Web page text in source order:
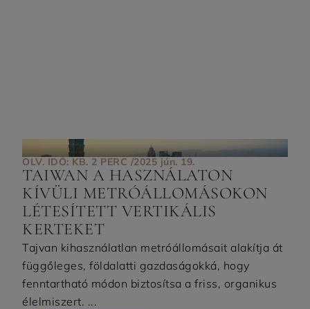
OLV. IDŐ: KB. 2 PERC /2025 jún. 19.
TAIWAN A HASZNÁLATON
KÍVÜLI METRÓÁLLOMÁSOKON
LÉTESÍTETT VERTIKÁLIS
KERTEKET
Tajvan kihasználatlan metróállomásait alakítja át
függőleges, földalatti gazdaságokká, hogy
fenntartható módon biztosítsa a friss, organikus
élelmiszert. ...